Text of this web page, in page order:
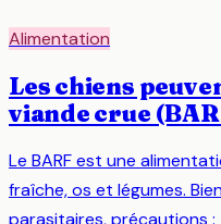
Alimentation
Les chiens
viande crue
Le BARF est une
fraîche, os et légumes.